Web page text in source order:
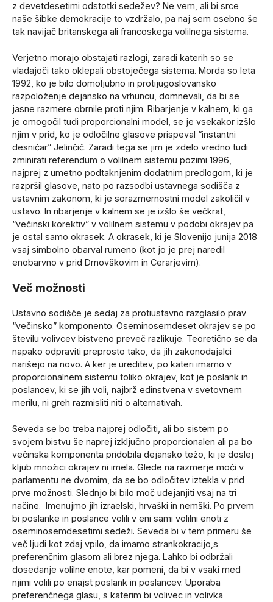
z devetdesetimi odstotki sedežev? Ne vem, ali bi srce
naše šibke demokracije to vzdržalo, pa naj sem osebno še
tak navijač britanskega ali francoskega volilnega sistema.
Verjetno morajo obstajati razlogi, zaradi katerih so se
vladajoči tako oklepali obstoječega sistema. Morda so leta
1992, ko je bilo domoljubno in protijugoslovansko
razpoloženje dejansko na vrhuncu, domnevali, da bi se
jasne razmere obrnile proti njim. Ribarjenje v kalnem, ki ga
je omogočil tudi proporcionalni model, se je vsekakor izšlo
njim v prid, ko je odločilne glasove prispeval “instantni
desničar” Jelinčič. Zaradi tega se jim je zdelo vredno tudi
zminirati referendum o volilnem sistemu pozimi 1996,
najprej z umetno podtaknjenim dodatnim predlogom, ki je
razpršil glasove, nato po razsodbi ustavnega sodišča z
ustavnim zakonom, ki je sorazmernostni model zakoličil v
ustavo. In ribarjenje v kalnem se je izšlo še večkrat,
“večinski korektiv” v volilnem sistemu v podobi okrajev pa
je ostal samo okrasek. A okrasek, ki je Slovenijo junija 2018
vsaj simbolno obarval rumeno (kot jo je prej naredil
enobarvno v prid Drnovškovim in Cerarjevim).
Več možnosti
Ustavno sodišče je sedaj za protiustavno razglasilo prav
“večinsko” komponento. Oseminosemdeset okrajev se po
številu volivcev bistveno preveč razlikuje. Teoretično se da
napako odpraviti preprosto tako, da jih zakonodajalci
narišejo na novo. A ker je ureditev, po kateri imamo v
proporcionalnem sistemu toliko okrajev, kot je poslank in
poslancev, ki se jih voli, najbrž edinstvena v svetovnem
merilu, ni greh razmisliti niti o alternativah.
Seveda se bo treba najprej odločiti, ali bo sistem po
svojem bistvu še naprej izključno proporcionalen ali pa bo
večinska komponenta pridobila dejansko težo, ki je doslej
kljub množici okrajev ni imela. Glede na razmerje moči v
parlamentu ne dvomim, da se bo odločitev iztekla v prid
prve možnosti. Slednjo bi bilo moč udejanjiti vsaj na tri
načine. Imenujmo jih izraelski, hrvaški in nemški. Po prvem
bi poslanke in poslance volili v eni sami volilni enoti z
oseminosemdesetimi sedeži. Seveda bi v tem primeru še
več ljudi kot zdaj vpilo, da imamo strankokracijo,s
preferenčnim glasom ali brez njega. Lahko bi odbržali
dosedanje volilne enote, kar pomeni, da bi v vsaki med
njimi volili po enajst poslank in poslancev. Uporaba
preferenčnega glasu, s katerim bi volivec in volivka